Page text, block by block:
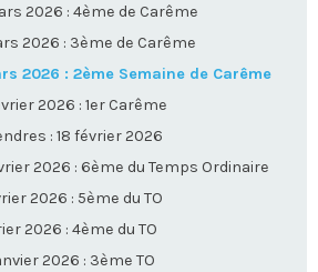
2026 : 4ème de Carême
2026 : 3ème de Carême
2026 : 2ème Semaine de Carême
2026 : 1er Carême
: 18 février 2026
2026 : 6ème du Temps Ordinaire
2026 : 5ème du TO
2026 : 4ème du TO
2026 : 3ème TO